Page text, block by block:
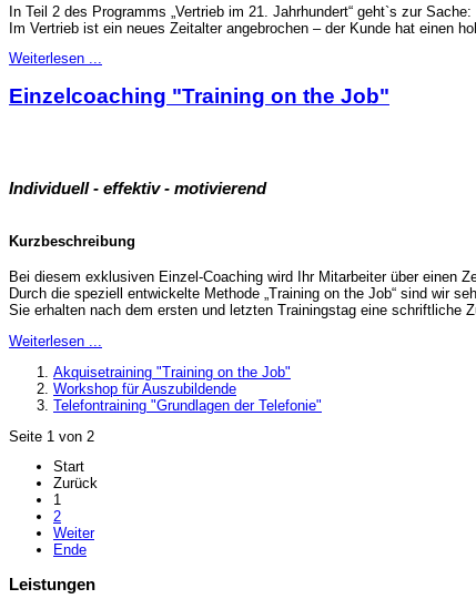
In Teil 2 des Programms „Vertrieb im 21. Jahrhundert“ geht`s zur
Im Vertrieb ist ein neues Zeitalter angebrochen – der Kunde hat einen
Weiterlesen ...
Einzelcoaching "Training on the Job"
Individuell - effektiv - motivierend
Kurzbeschreibung
Bei diesem exklusiven Einzel-Coaching wird Ihr Mitarbeiter über einen
Durch die speziell entwickelte Methode „Training on the Job“ sind wir
Sie erhalten nach dem ersten und letzten Trainingstag eine schriftliche
Weiterlesen ...
Akquisetraining "Training on the Job"
Workshop für Auszubildende
Telefontraining "Grundlagen der Telefonie"
Seite 1 von 2
Start
Zurück
1
2
Weiter
Ende
Leistungen